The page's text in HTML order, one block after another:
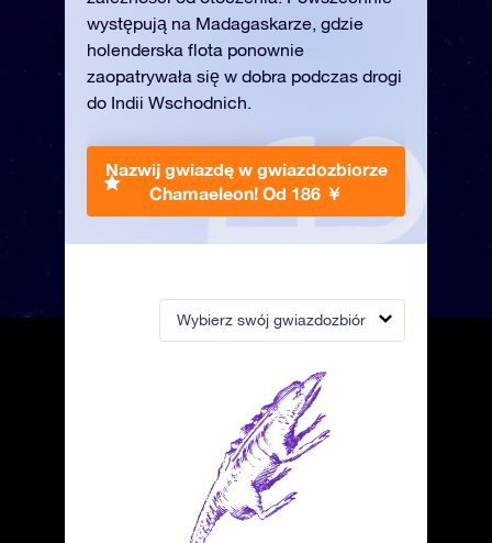
Wybierz swój gwiazdozbiór
występują na Madagaskarze, gdzie
holenderska flota ponownie
zaopatrywała się w dobra podczas drogi
do Indii Wschodnich.
Nazwij gwiazdę w gwiazdozbiorze
Chamaeleon! Od 186 ￥